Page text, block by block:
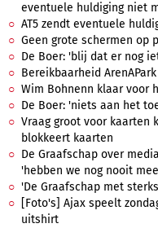
eventuele huldiging niet
AT5 zendt eventuele
Geen grote schermen op
De Boer: 'blij dat er nog
Bereikbaarheid
Wim Bohnenn klaar voor
De Boer: 'niets aan het
Vraag groot voor kaarten
blokkeert kaarten
De Graafschap over
'hebben we nog nooit
'De Graafschap met
[Foto's] Ajax speelt
uitshirt